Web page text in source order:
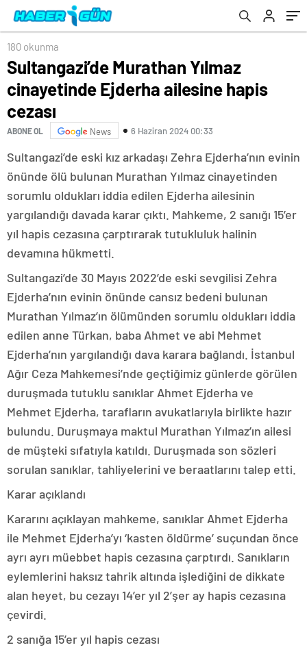
180 okunma
Sultangazi’de Murathan Yılmaz
cinayetinde Ejderha ailesine hapis
cezası
ABONE OL News 6 Haziran 2024 00:33
Sultangazi’de eski kız arkadaşı Zehra Ejderha’nın evinin
önünde ölü bulunan Murathan Yılmaz cinayetinden
sorumlu oldukları iddia edilen Ejderha ailesinin
yargılandığı davada karar çıktı. Mahkeme, 2 sanığı 15’er
yıl hapis cezasına çarptırarak tutukluluk halinin
devamına hükmetti.
Sultangazi’de 30 Mayıs 2022’de eski sevgilisi Zehra
Ejderha’nın evinin önünde cansız bedeni bulunan
Murathan Yılmaz’ın ölümünden sorumlu oldukları iddia
edilen anne Türkan, baba Ahmet ve abi Mehmet
Ejderha’nın yargılandığı dava karara bağlandı. İstanbul
Ağır Ceza Mahkemesi’nde geçtiğimiz günlerde görülen
duruşmada tutuklu sanıklar Ahmet Ejderha ve
Mehmet Ejderha, tarafların avukatlarıyla birlikte hazır
bulundu. Duruşmaya maktul Murathan Yılmaz’ın ailesi
de müşteki sıfatıyla katıldı. Duruşmada son sözleri
sorulan sanıklar, tahliyelerini ve beraatlarını talep etti.
Karar açıklandı
Kararını açıklayan mahkeme, sanıklar Ahmet Ejderha
ile Mehmet Ejderha’yı ‘kasten öldürme’ suçundan önce
ayrı ayrı müebbet hapis cezasına çarptırdı. Sanıkların
eylemlerini haksız tahrik altında işlediğini de dikkate
alan heyet, bu cezayı 14’er yıl 2’şer ay hapis cezasına
çevirdi.
2 sanığa 15’er yıl hapis cezası